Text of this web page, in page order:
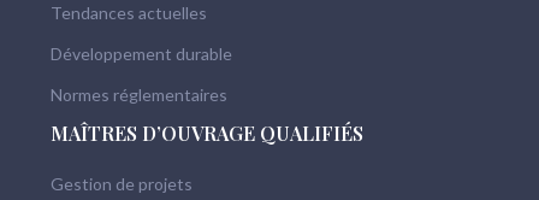
Tendances actuelles
Développement durable
Normes réglementaires
MAÎTRES D’OUVRAGE QUALIFIÉS
Gestion de projets